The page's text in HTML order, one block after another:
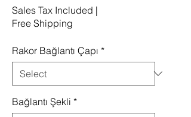
Sales Tax Included |
Free Shipping
Rakor Bağlantı Çapı *
Bağlantı Şekli *